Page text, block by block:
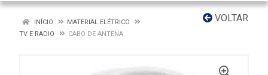
VOLTAR
INÍCIO
MATERIAL ELÉTRICO
TV E RADIO
CABO DE ANTENA